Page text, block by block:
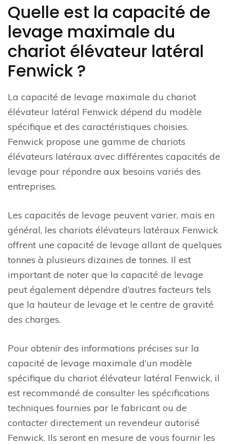
Quelle est la capacité de
levage maximale du
chariot élévateur latéral
Fenwick ?
La capacité de levage maximale du chariot
élévateur latéral Fenwick dépend du modèle
spécifique et des caractéristiques choisies.
Fenwick propose une gamme de chariots
élévateurs latéraux avec différentes capacités de
levage pour répondre aux besoins variés des
entreprises.
Les capacités de levage peuvent varier, mais en
général, les chariots élévateurs latéraux Fenwick
offrent une capacité de levage allant de quelques
tonnes à plusieurs dizaines de tonnes. Il est
important de noter que la capacité de levage
peut également dépendre d’autres facteurs tels
que la hauteur de levage et le centre de gravité
des charges.
Pour obtenir des informations précises sur la
capacité de levage maximale d’un modèle
spécifique du chariot élévateur latéral Fenwick, il
est recommandé de consulter les spécifications
techniques fournies par le fabricant ou de
contacter directement un revendeur autorisé
Fenwick. Ils seront en mesure de vous fournir les